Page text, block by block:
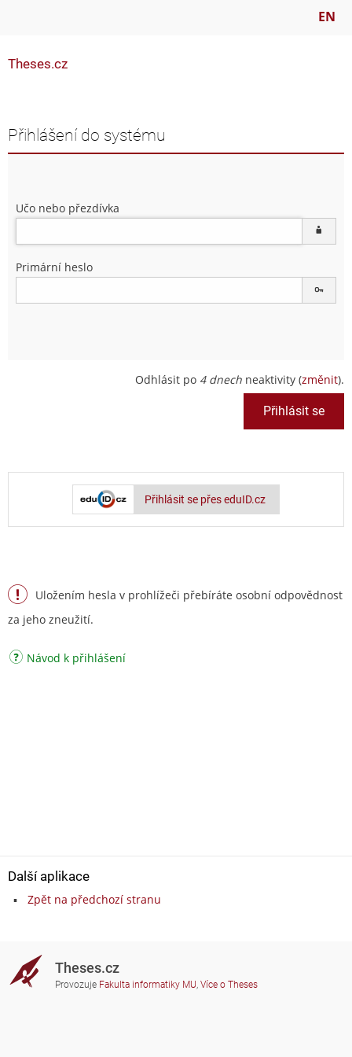
EN
Theses.cz
Přihlášení do systému
Učo nebo přezdívka
Primární heslo
Odhlásit po 4 dnech neaktivity (změnit).
Přihlásit se přes eduID.cz
Uložením hesla v prohlížeči přebíráte osobní odpovědnost
za jeho zneužití.
Návod k přihlášení
Další aplikace
Zpět na předchozí stranu
Theses.cz
Provozuje Fakulta informatiky MU, Více o Theses